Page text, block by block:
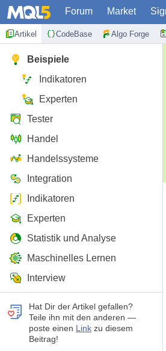
Forum Market
Artikel CodeBase Algo Forge
Beispiele
Indikatoren
Experten
Tester
Handel
Handelssysteme
Integration
Indikatoren
Experten
Statistik und Analyse
Maschinelles Lernen
Interview
Hat Dir der Artikel gefallen?
Teile ihn mit den anderen —
poste einen Link zu diesem
Beitrag!